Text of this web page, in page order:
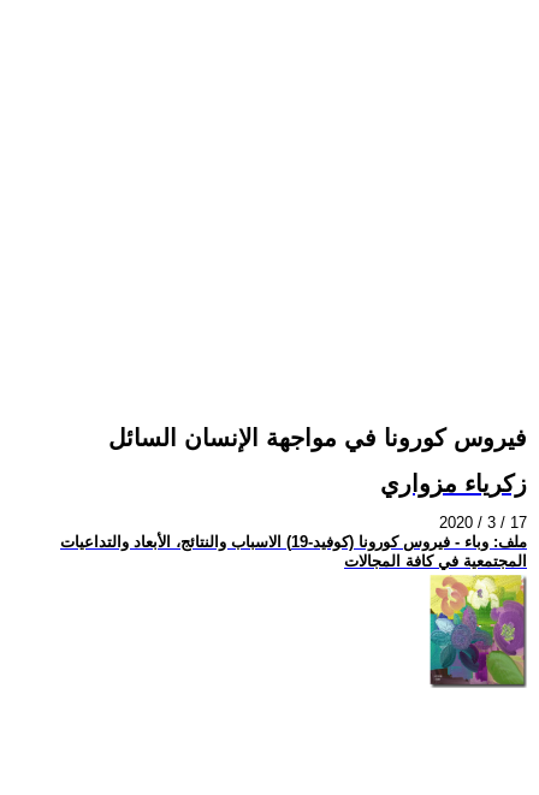
فيروس كورونا في مواجهة الإنسان السائل
زكرياء مزواري
2020 / 3 / 17
ملف: وباء - فيروس كورونا (كوفيد-19) الاسباب والنتائج، الأبعاد والتداعيات
المجتمعية في كافة المجالات